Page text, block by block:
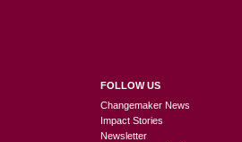
FOLLOW US
Changemaker News
Impact Stories
Newsletter